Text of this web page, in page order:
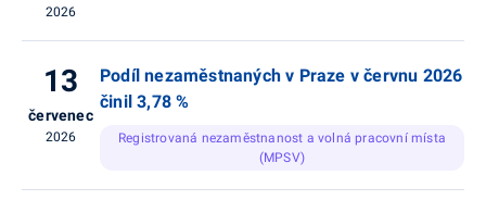
2026
13
červenec
2026
Podíl nezaměstnaných v Praze v červnu 2026
činil 3,78 %
Registrovaná nezaměstnanost a volná pracovní místa
(MPSV)